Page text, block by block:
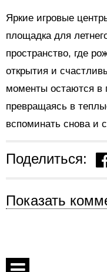
Яркие игровые
площадка для
пространство, где
открытия и
моменты остаются в
превращаясь в
вспоминать снова и
Поделиться:
Показать